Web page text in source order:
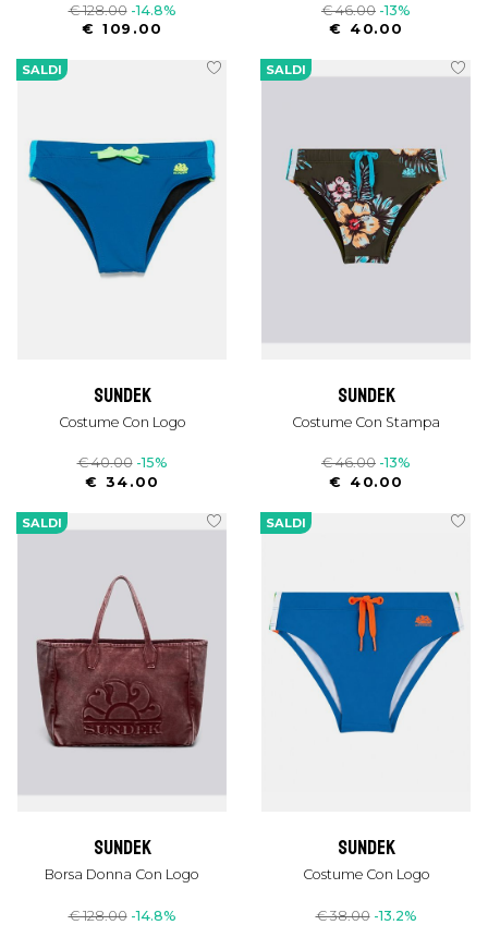
€ 128.00 -14.8%
€ 109.00
€ 46.00 -13%
€ 40.00
SALDI
sundek
Costume Con Logo
€ 40.00 -15%
€ 34.00
SALDI
sundek
Costume Con Stampa
€ 46.00 -13%
€ 40.00
SALDI
sundek
Borsa Donna Con Logo
€ 128.00 -14.8%
SALDI
sundek
Costume Con Logo
€ 38.00 -13.2%